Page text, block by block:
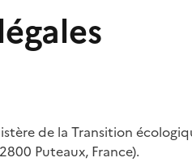
de la Transition
Puteaux, France).